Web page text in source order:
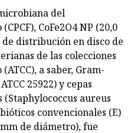
del
CoFe2O4 NP (20,0
distribución en disco de
de las colecciones
a saber, Gram-
25922) y cepas
aureus
convencionales (E)
de diámetro), fue